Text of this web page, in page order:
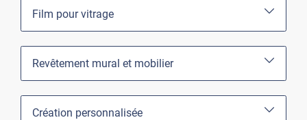
Film pour vitrage
Revêtement mural et mobilier
Création personnalisée